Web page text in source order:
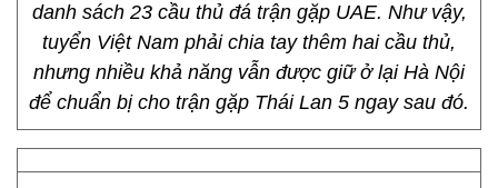
danh sách 23 cầu thủ đá trận gặp UAE. Như vậy,
tuyển Việt Nam phải chia tay thêm hai cầu thủ,
nhưng nhiều khả năng vẫn được giữ ở lại Hà Nội
để chuẩn bị cho trận gặp Thái Lan 5 ngay sau đó.